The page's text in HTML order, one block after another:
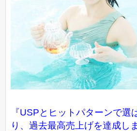
『USPとヒットパターンで選
り、過去最高売上げを達成し